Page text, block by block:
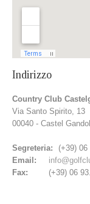
Indirizzo
Country Club
Via Santo Spirito, 13
00040 - Castel
Segreteria:(+39) 06
Email:
Fax:
(+39) 06